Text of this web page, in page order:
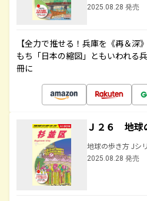
2025.08.28 発売
【全力で推せる！兵庫を《再＆深
もち「日本の縮図」ともいわれる
冊に
Ｊ２６ 地
地球の歩き方 Jシ
2025.08.28 発売